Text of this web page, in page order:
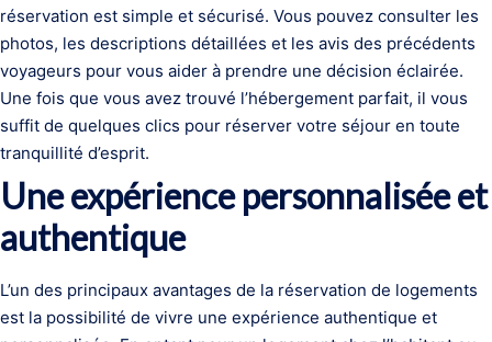
réservation est simple et sécurisé. Vous pouvez consulter les
photos, les descriptions détaillées et les avis des précédents
voyageurs pour vous aider à prendre une décision éclairée.
Une fois que vous avez trouvé l’hébergement parfait, il vous
suffit de quelques clics pour réserver votre séjour en toute
tranquillité d’esprit.
Une expérience personnalisée et
authentique
L’un des principaux avantages de la réservation de logements
est la possibilité de vivre une expérience authentique et